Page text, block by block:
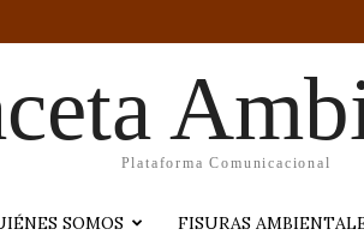
Plataforma Comunicacional
SOMOS FISURAS